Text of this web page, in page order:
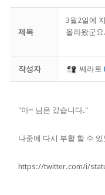
제목
3월2일에
올라왔군요
작성자 쎄라토
"아~ 님은 갔습니다."
나중에 다시 부활 할 수
https://twitter.com/i/